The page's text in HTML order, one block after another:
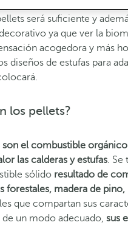
será suficiente y
ya que ver la
acogedora y más
diseños de estufas para
los pellets?
son el combustible
las calderas y estufas. Se
sólido resultado de
forestales, madera de
que compartan sus
de un modo adecuado, sus